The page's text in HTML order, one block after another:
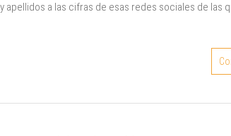
a las cifras de esas redes sociales de las